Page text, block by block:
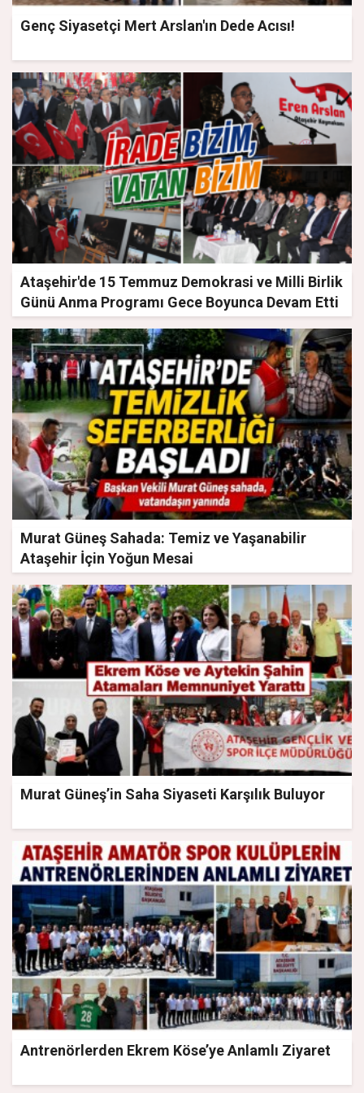
Genç Siyasetçi Mert Arslan'ın Dede Acısı!
Ataşehir'de 15 Temmuz Demokrasi ve Milli Birlik
Günü Anma Programı Gece Boyunca Devam Etti
Murat Güneş Sahada: Temiz ve Yaşanabilir
Ataşehir İçin Yoğun Mesai
Murat Güneş’in Saha Siyaseti Karşılık Buluyor
Antrenörlerden Ekrem Köse’ye Anlamlı Ziyaret